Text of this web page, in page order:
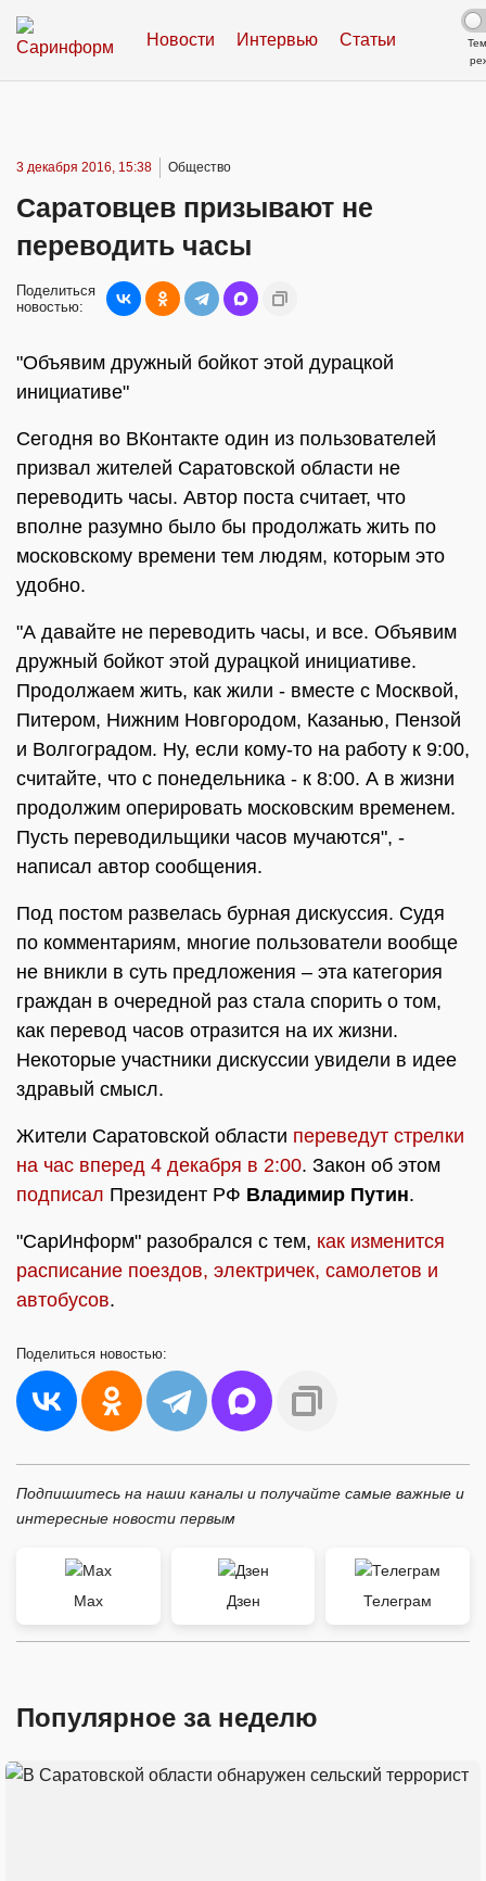
Новости Интервью Статьи
3 декабря 2016, 15:38 Общество
Саратовцев призывают не
переводить часы
Поделиться
новостью:
"Объявим дружный бойкот этой дурацкой
инициативе"
Сегодня во ВКонтакте один из пользователей
призвал жителей Саратовской области не
переводить часы. Автор поста считает, что
вполне разумно было бы продолжать жить по
московскому времени тем людям, которым это
удобно.
"А давайте не переводить часы, и все. Объявим
дружный бойкот этой дурацкой инициативе.
Продолжаем жить, как жили - вместе с Москвой,
Питером, Нижним Новгородом, Казанью, Пензой
и Волгоградом. Ну, если кому-то на работу к 9:00,
считайте, что с понедельника - к 8:00. А в жизни
продолжим оперировать московским временем.
Пусть переводильщики часов мучаются", -
написал автор сообщения.
Под постом развелась бурная дискуссия. Судя
по комментариям, многие пользователи вообще
не вникли в суть предложения – эта категория
граждан в очередной раз стала спорить о том,
как перевод часов отразится на их жизни.
Некоторые участники дискуссии увидели в идее
здравый смысл.
Жители Саратовской области переведут стрелки
на час вперед 4 декабря в 2:00. Закон об этом
подписал Президент РФ Владимир Путин.
"СарИнформ" разобрался с тем, как изменится
расписание поездов, электричек, самолетов и
автобусов.
Поделиться новостью:
Подпишитесь на наши каналы и получайте самые важные и
интересные новости первым
Max Дзен Телеграм
Популярное за неделю